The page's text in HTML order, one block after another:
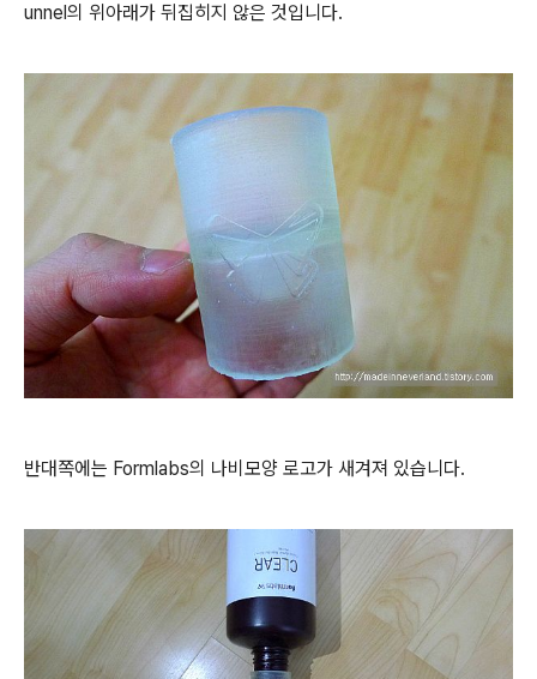
unnel의 위아래가 뒤집히지 않은 것입니다.
반대쪽에는 Formlabs의 나비모양 로고가 새겨져 있습니다.